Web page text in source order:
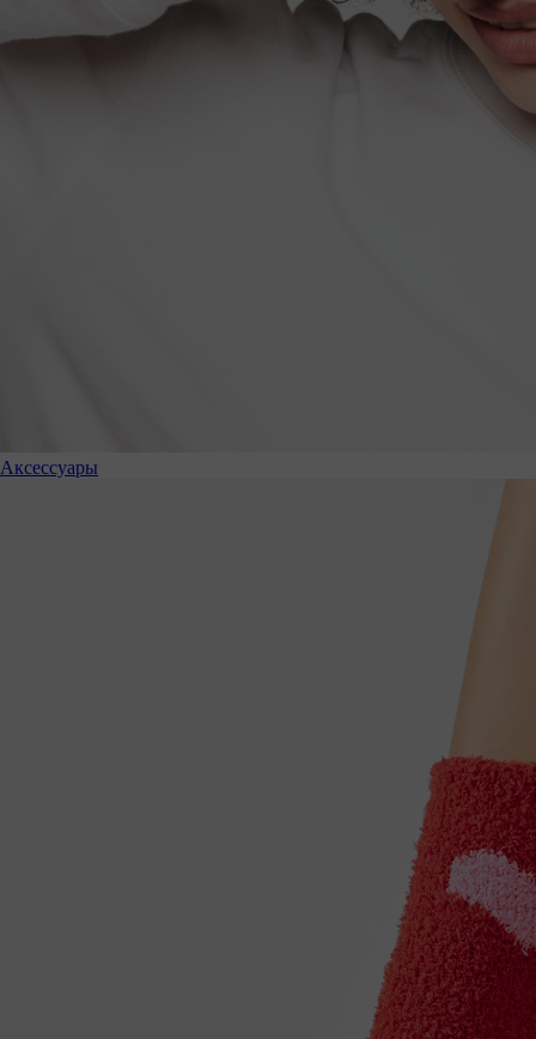
Аксессуары